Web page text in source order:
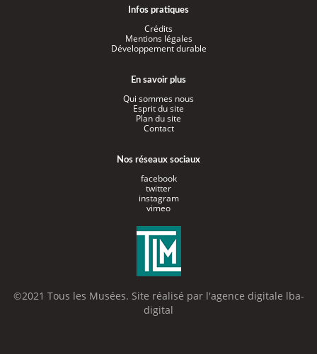
Infos pratiques
Crédits
Mentions légales
Développement durable
En savoir plus
Qui sommes nous
Esprit du site
Plan du site
Contact
Nos réseaux sociaux
facebook
twitter
instagram
vimeo
©2021 Tous les Musées. Site réalisé par l'agence digitale lba-
digital